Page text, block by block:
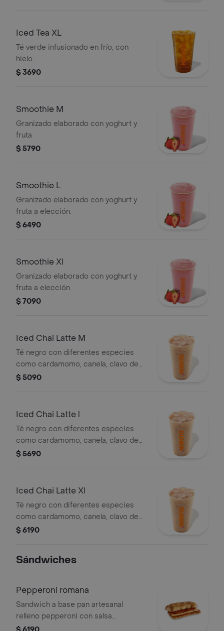
Iced Tea XL
Té verde infusionado en frío, con
hielo.
$ 3690
Smoothie M
Granizado elaborado con yoghurt y
fruta
$ 5790
Smoothie L
Granizado elaborado con yoghurt y
fruta a elección.
$ 6490
Smoothie Xl
Granizado elaborado con yoghurt y
fruta a elección.
$ 7090
Iced Chai Latte M
Té negro con diferentes especies
como cardamomo, canela, clavo de
olor, vainilla, y anís, servido con hielo
$ 5090
Iced Chai Latte l
Té negro con diferentes especies
como cardamomo, canela, clavo de
olor, vainilla, y anís, servido con hielo
$ 5690
Iced Chai Latte Xl
Té negro con diferentes especies
como cardamomo, canela, clavo de
olor, vainilla, y anís, servido con hielo
$ 6190
Sándwiches
Pepperoni romana
Sandwich a base pan artesanal
relleno pepperoni con salsa
pomodoro y queso gauda